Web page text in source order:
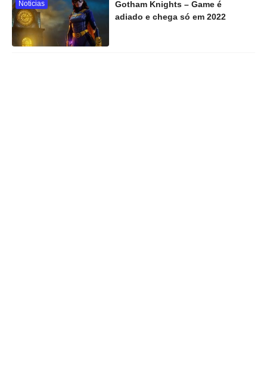
Noticias
Gotham Knights – Game é
adiado e chega só em 2022